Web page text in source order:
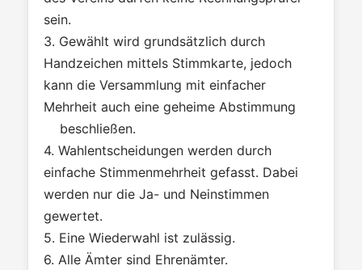
sein.
3. Gewählt wird grundsätzlich durch
Handzeichen mittels Stimmkarte, jedoch
kann die Versammlung mit einfacher
Mehrheit auch eine geheime Abstimmung
beschließen.
4. Wahlentscheidungen werden durch
einfache Stimmenmehrheit gefasst. Dabei
werden nur die Ja- und Neinstimmen
gewertet.
5. Eine Wiederwahl ist zulässig.
6. Alle Ämter sind Ehrenämter.